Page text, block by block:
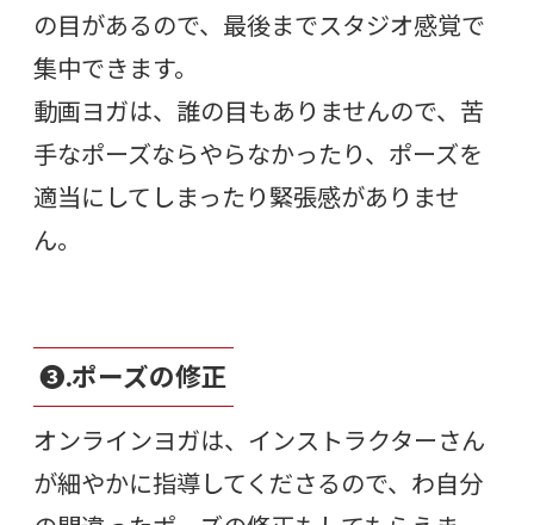
の目があるので、最後までスタジオ感覚で
集中できます。
動画ヨガは、誰の目もありませんので、苦
手なポーズならやらなかったり、ポーズを
適当にしてしまったり緊張感がありませ
ん。
❸.ポーズの修正
オンラインヨガは、インストラクターさん
が細やかに指導してくださるので、わ自分